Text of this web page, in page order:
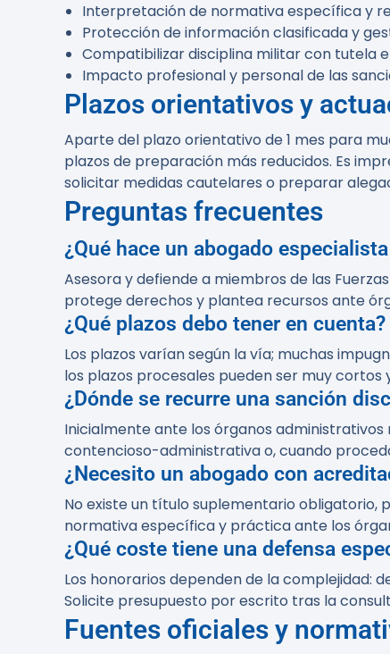
Interpretación de normativa específica y
Protección de información clasificada y
Compatibilizar disciplina militar con tutela
Impacto profesional y personal de las
Plazos orientativos y
Aparte del plazo orientativo de 1 mes para
plazos de preparación más reducidos. Es
solicitar medidas cautelares o preparar
Preguntas frecuentes
¿Qué hace un abogado
Asesora y defiende a miembros de las
protege derechos y plantea recursos ante
¿Qué plazos debo tener en cuenta?
Los plazos varían según la vía; muchas
los plazos procesales pueden ser muy
¿Dónde se recurre una sanción
Inicialmente ante los órganos
contencioso-administrativa o, cuando
¿Necesito un abogado con
No existe un título suplementario obligatorio,
normativa específica y práctica ante los
¿Qué coste tiene una defensa
Los honorarios dependen de la complejidad:
Solicite presupuesto por escrito tras la
Fuentes oficiales y